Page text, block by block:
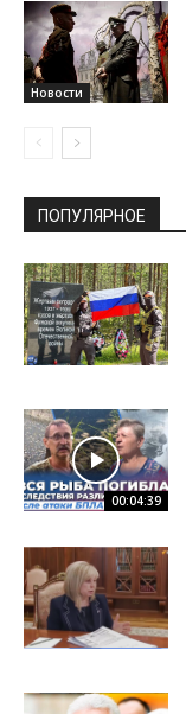
Новости
ПОПУЛЯРНОЕ
00:04:39